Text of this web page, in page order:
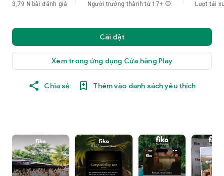
3,79 N bài đánh giá Người trưởng thành từ 17+ info Lượt tải
Cài đặt
Xem trong ứng dụng Cửa hàng Play
Chia sẻ Thêm vào danh sách yêu thích